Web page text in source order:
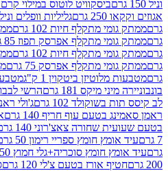
ביסקוויט לוטוס במילוי קרם לוטוס 150 גרם
גרם
גליליות וופלים וניל 250 גרם
מתקלף חיות 102 גרם
מתקלף אפרסק תפוז 85 גרם
מתקלף חיות 102 גרם
מתקלף אפרסק 75 גרם
ביטקוין 1 ק"ג
מטבעות מולטיזן 5 ש"ח 1 ק"ג
מיקס 181 גרם
הרשי לבבות אקסטרה
102 גרם
ג'ולי ראנצ'ר גומי מארז לב
עוף חריף 140 גרם
אטריות
שחורה צאצ'רוני 140 גרם
צופה
חומץ ספריי רימון 50 גרם
חומץ סוכריה+גלי חמוץ 50 גרם
פררו
אורז בטעם צ'לי 120 גרם
סוכ' מנטוס